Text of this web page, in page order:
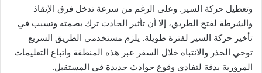
وتعطيل حركة السير. وعلى الرغم من سرعة تدخل فرق الإنقاذ
والشرطة لفتح الطريق، إلا أن تأثير الحادث ترك بصمته وتسبب في
تأخير حركة السير لفترة طويلة. يلزم مستخدمي الطريق السريع
توخي الحذر والانتباه خلال السفر عبر هذه المنطقة واتباع التعليمات
المرورية بدقة لتفادي وقوع حوادث جديدة في المستقبل.